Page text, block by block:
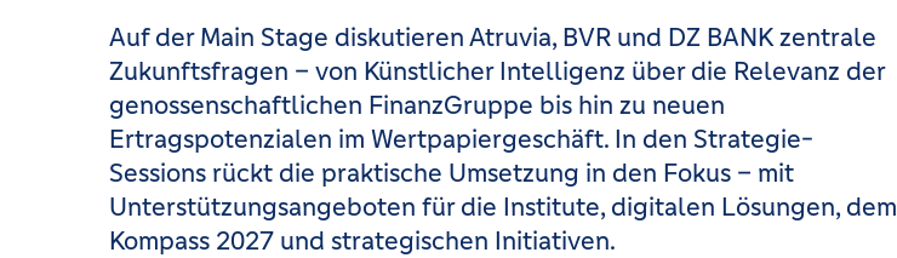
Auf der Main Stage diskutieren Atruvia, BVR und DZ BANK zentrale
Zukunftsfragen – von Künstlicher Intelligenz über die Relevanz der
genossenschaftlichen FinanzGruppe bis hin zu neuen
Ertragspotenzialen im Wertpapiergeschäft. In den Strategie-
Sessions rückt die praktische Umsetzung in den Fokus – mit
Unterstützungsangeboten für die Institute, digitalen Lösungen, dem
Kompass 2027 und strategischen Initiativen.